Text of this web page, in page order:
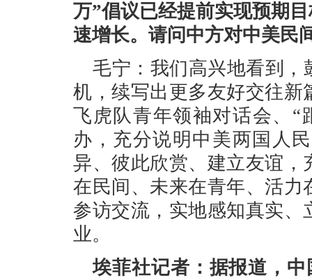
万”倡议已经提前实现预期
速增长。请问中方对中美民
毛宁：我们高兴地看到，
机，续写出更多友好交往
飞虎队青年领袖对话会、“
办，充分说明中美两国人
异、彼此欣赏、建立友谊
在民间、未来在青年、活
参访交流，实地感知真实
业。
埃菲社记者：据报道，